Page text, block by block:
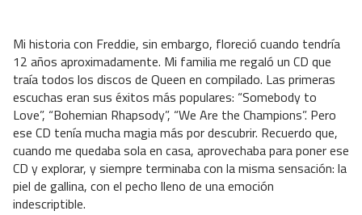
Mi historia con Freddie, sin embargo, floreció cuando tendría
12 años aproximadamente. Mi familia me regaló un CD que
traía todos los discos de Queen en compilado. Las primeras
escuchas eran sus éxitos más populares: “Somebody to
Love”, “Bohemian Rhapsody”, “We Are the Champions”. Pero
ese CD tenía mucha magia más por descubrir. Recuerdo que,
cuando me quedaba sola en casa, aprovechaba para poner ese
CD y explorar, y siempre terminaba con la misma sensación: la
piel de gallina, con el pecho lleno de una emoción
indescriptible.